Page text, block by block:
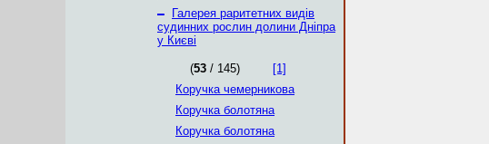
–
Галерея раритетних видів
судинних рослин долини Дніпра
у Києві
(53 / 145)
[1]
Коручка чемерникова
Коручка болотяна
Коручка болотяна